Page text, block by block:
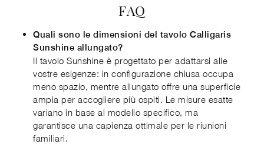
FAQ
Quali sono le dimensioni del tavolo Calligaris
Sunshine allungato?
Il tavolo Sunshine è progettato per adattarsi alle
vostre esigenze: in configurazione chiusa occupa
meno spazio, mentre allungato offre una superficie
ampia per accogliere più ospiti. Le misure esatte
variano in base al modello specifico, ma
garantisce una capienza ottimale per le riunioni
familiari.